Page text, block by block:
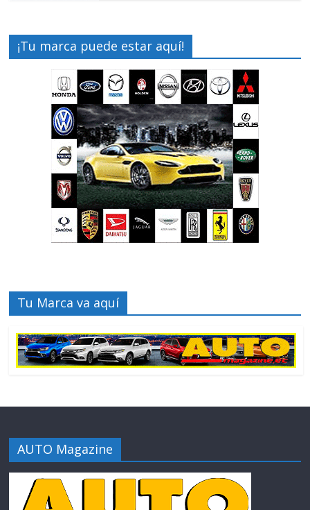
¡Tu marca puede estar aquí!
Tu Marca va aquí
AUTO Magazine